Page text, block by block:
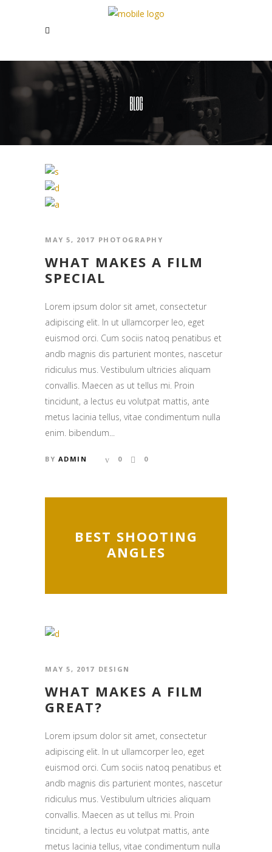
BLOG
MAY 5, 2017 PHOTOGRAPHY
WHAT MAKES A FILM
SPECIAL
Lorem ipsum dolor sit amet, consectetur
adipiscing elit. In ut ullamcorper leo, eget
euismod orci. Cum sociis natoq penatibus et
andb magnis dis parturient montes, nascetur
ridiculus mus. Vestibulum ultricies aliquam
convallis. Maecen as ut tellus mi. Proin
tincidunt, a lectus eu volutpat mattis, ante
metus lacinia tellus, vitae condimentum nulla
enim. bibendum...
BY ADMIN 0 0
BEST SHOOTING
ANGLES
MAY 5, 2017 DESIGN
WHAT MAKES A FILM
GREAT?
Lorem ipsum dolor sit amet, consectetur
adipiscing elit. In ut ullamcorper leo, eget
euismod orci. Cum sociis natoq penatibus et
andb magnis dis parturient montes, nascetur
ridiculus mus. Vestibulum ultricies aliquam
convallis. Maecen as ut tellus mi. Proin
tincidunt, a lectus eu volutpat mattis, ante
metus lacinia tellus, vitae condimentum nulla